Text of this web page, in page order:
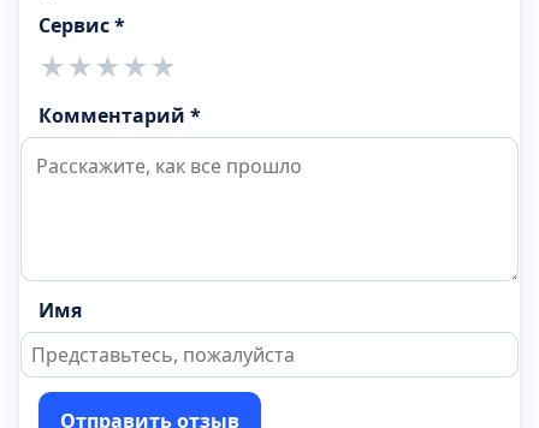
Сервис *
★ ★ ★ ★ ★
Комментарий *
Имя
Отправить отзыв